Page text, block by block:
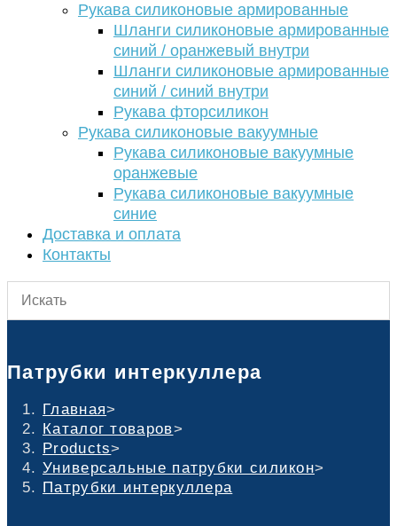
Рукава силиконовые армированные
Шланги силиконовые армированные
синий / оранжевый внутри
Шланги силиконовые армированные
синий / синий внутри
Рукава фторсиликон
Рукава силиконовые вакуумные
Рукава силиконовые вакуумные
оранжевые
Рукава силиконовые вакуумные
синие
Доставка и оплата
Контакты
Патрубки интеркуллера
Главная>
Каталог товаров>
Products>
Универсальные патрубки силикон>
Патрубки интеркуллера